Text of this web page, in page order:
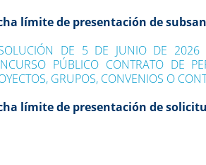
límite de presentación de
DE 5 DE JUNIO DE
PÚBLICO CONTRATO DE
GRUPOS, CONVENIOS O
límite de presentación de